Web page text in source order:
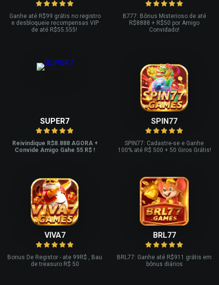
Ganhe até R$99 grátis no registro
e desbloqueie recompensas VIP
de até R$55.555!
B777: Bônus Misterioso de até
R$8888 + R$50 por Amigo
Convidado!
SUPER7
Reivindique R$8.888 AGORA +
Convide Amigo Gahe 55 R$ !
SPIN77
SPIN77: Cadastre-se e Ganhe
100% até R$ 500 + 50 Giros Grátis!
VIVA7
Bonus De Registor - ate 99R$ , Bau
de treasuro R$ 50
BRL77
BRL77: Ganhe até R$911 grátis em
bônus diários